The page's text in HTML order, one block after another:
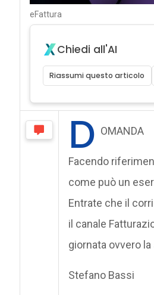
eFattura
Chiedi all'AI
Riassumi questo articolo
D OMANDA
Facendo
come può un
Entrate che il
il canale
giornata ovvero
Stefano Bassi